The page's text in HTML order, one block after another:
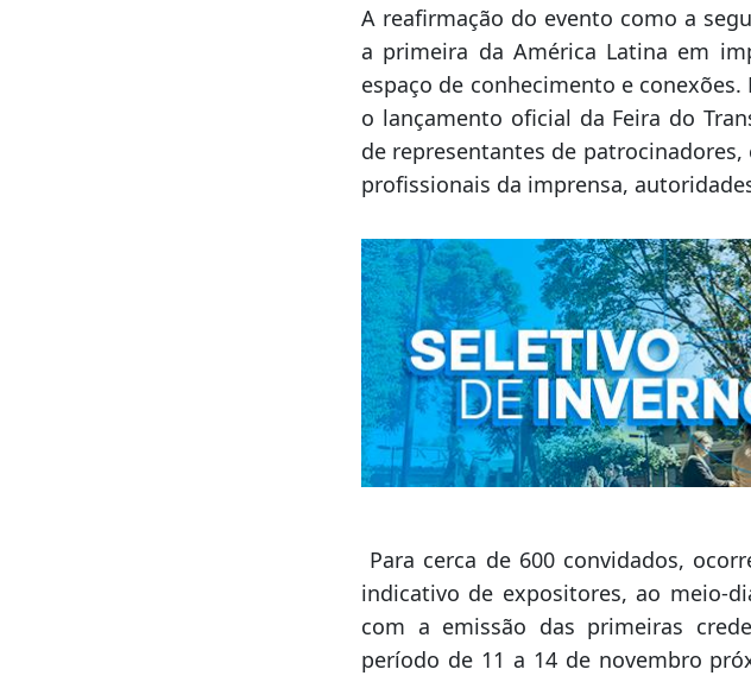
A reafirmação do evento como a
a primeira da América Latina em
espaço de conhecimento e
o lançamento oficial da Feira do
de representantes de
profissionais da imprensa,